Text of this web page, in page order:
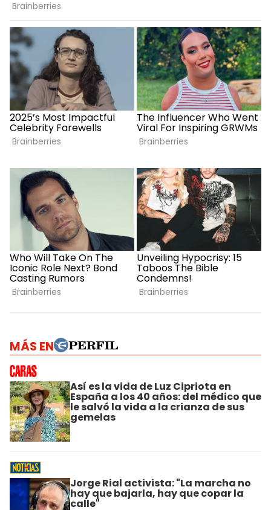
MÁS EN
Así es la vida de Luz Cipriota en
España a los 40 años: del médico que
le salvó la vida a la crianza de sus
gemelas
Jorge Rial activista: "La marcha no
hay que bajarla, hay que copar la
calle"